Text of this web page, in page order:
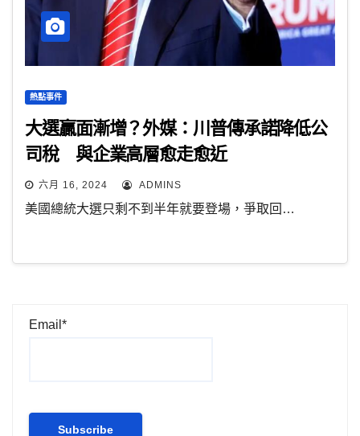
熱點事件
大選贏面漸增？外媒：川普傳承諾降低公
司稅 與企業高層愈走愈近
六月 16, 2024 ADMINS
美國總統大選只剩不到半年就要登場，爭取回…
Email*